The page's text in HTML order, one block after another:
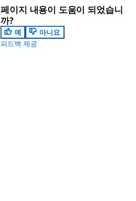
페이지 내용이 도움이 되었습니
까?
예
아니요
피드백 제공